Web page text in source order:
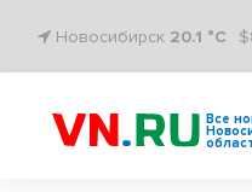
Новосибирск 20.1 °C
Все